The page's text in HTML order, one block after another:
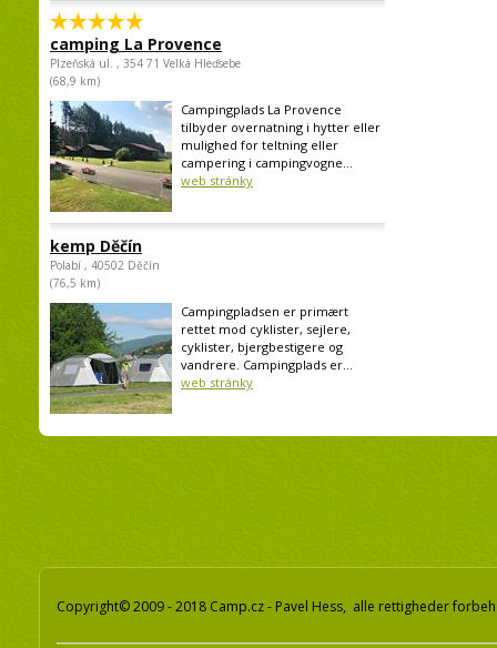
camping La Provence
Plzeňská ul. , 354 71 Velká Hleďsebe
(68,9 km)
Campingplads La Provence
tilbyder overnatning i hytter eller
mulighed for teltning eller
campering i campingvogne...
web stránky
kemp Děčín
Polabí , 40502 Děčín
(76,5 km)
Campingpladsen er primært
rettet mod cyklister, sejlere,
cyklister, bjergbestigere og
vandrere. Campingplads er...
web stránky
Copyright© 2009 - 2018 Camp.cz - Pavel Hess, alle rettigheder